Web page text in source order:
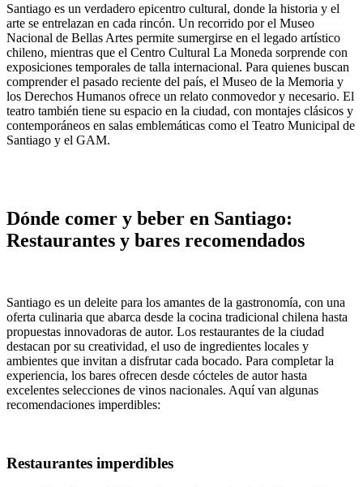
Santiago es un verdadero epicentro cultural, donde la historia y el
arte se entrelazan en cada rincón. Un recorrido por el Museo
Nacional de Bellas Artes permite sumergirse en el legado artístico
chileno, mientras que el Centro Cultural La Moneda sorprende con
exposiciones temporales de talla internacional. Para quienes buscan
comprender el pasado reciente del país, el Museo de la Memoria y
los Derechos Humanos ofrece un relato conmovedor y necesario. El
teatro también tiene su espacio en la ciudad, con montajes clásicos y
contemporáneos en salas emblemáticas como el Teatro Municipal de
Santiago y el GAM.
Dónde comer y beber en Santiago:
Restaurantes y bares recomendados
Santiago es un deleite para los amantes de la gastronomía, con una
oferta culinaria que abarca desde la cocina tradicional chilena hasta
propuestas innovadoras de autor. Los restaurantes de la ciudad
destacan por su creatividad, el uso de ingredientes locales y
ambientes que invitan a disfrutar cada bocado. Para completar la
experiencia, los bares ofrecen desde cócteles de autor hasta
excelentes selecciones de vinos nacionales. Aquí van algunas
recomendaciones imperdibles:
Restaurantes imperdibles